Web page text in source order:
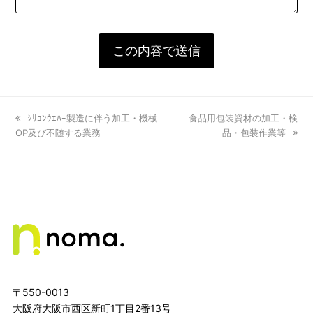
previous
post:
ｼﾘｺﾝｳｴﾊｰ製造に伴う加工・機械
OP及び不随する業務
next
食品用包装資材の加工・検
品・包装作業等
〒550-0013
大阪府大阪市西区新町1丁目2番13号